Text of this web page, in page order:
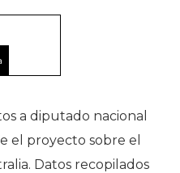
a diputado nacional
el proyecto sobre el
Datos recopilados